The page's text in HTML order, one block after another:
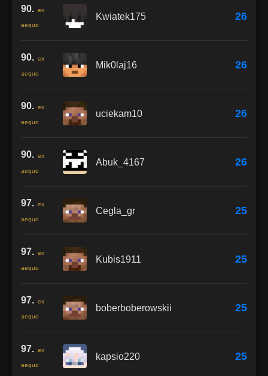
90. ex
aequo
Kwiatek175 26
90. ex
aequo
Mik0laj16 26
90. ex
aequo
uciekam10 26
90. ex
aequo
Abuk_4167 26
97. ex
aequo
Cegla_gr 25
97. ex
aequo
Kubis1911 25
97. ex
aequo
boberboberowskii 25
97. ex
aequo
kapsio220 25